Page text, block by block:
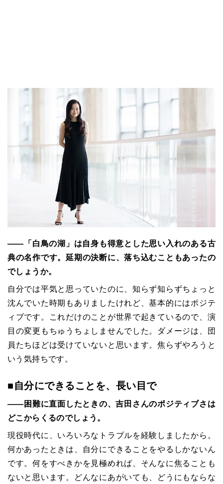
――「白鳥の湖」は自身も得意とした思い入れのある古
典の名作です。延期の決断に、落ち込むこともあったの
でしょうか。
自分では平気と思っていたのに、知らず知らずちょっと
沈んでいた時期もありましたけれど、基本的にはポジテ
ィブです。これだけのことが世界で起きているので、演
目の変更もちゅうちょしませんでした。ダメージは、団
員たちほどは受けていないと思います。焦らずやろうと
いう気持ちです。
■自分にできることを、長い目で
――困難に直面したときの、吉田さんのポジティブさは
どこからくるのでしょう。
現役時代に、いろいろなトラブルを経験しましたから。
何かあったときは、自分にできることをやるしかないん
です。何をすべきかを見極めれば、そんなに焦ることも
ないと思います。どんなにあがいても、どうにもならな